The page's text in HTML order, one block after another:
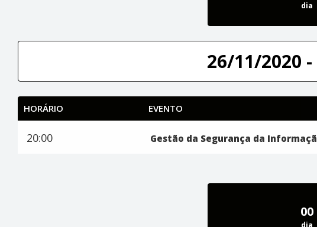
dia
26/11/2020
HORÁRIO EVENTO
20:00 Gestão da Segurança da
00
dia